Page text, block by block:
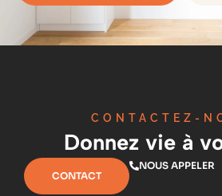
CONTACTEZ-
Donnez vie à
CONTACT
NOUS APPELER